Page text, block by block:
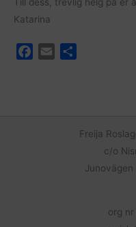
Till dess, trevlig helg på er
Katarina
Freija
c/o
Junovägen
org